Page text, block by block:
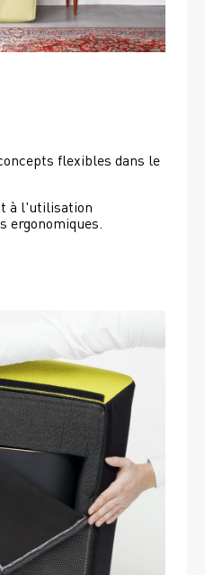
flexibles dans le
à l'utilisation
ergonomiques.